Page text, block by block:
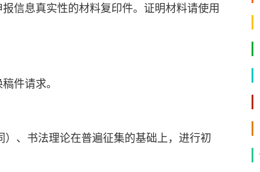
信息真实性的材料复印件。证明材料请使用
件请求。
、书法理论在普遍征集的基础上，进行初